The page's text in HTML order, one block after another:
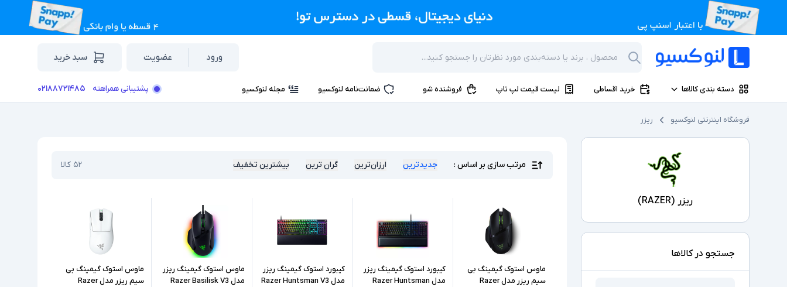
ورود عضویت سبد خرید
دسته بندی کالاها خرید اقساطی لیست قیمت لپ تاپ فروشنده شو ضمانت‌نامه لنوکسیو مجله لنوکسیو پشتیبانی همراهته ۰۲۱۸۸۷۲۱۴۸۵
فروشگاه اینترنتی لنوکسیو ریزر
ریزر (
RAZER
)
جستجو در کالاها
مرتب سازی بر اساس : جدیدترین ارزان‌ترین گران ترین بیشترین تخفیف ۵۲ کالا
ماوس استوک گیمینگ بی
سیم ریزر مدل Razer
کیبورد استوک گیمینگ ریزر
مدل Razer Huntsman
کیبورد استوک گیمینگ ریزر
مدل Razer Huntsman V3
ماوس استوک گیمینگ ریزر
مدل Razer Basilisk V3
ماوس استوک گیمینگ بی
سیم ریزر مدل Razer